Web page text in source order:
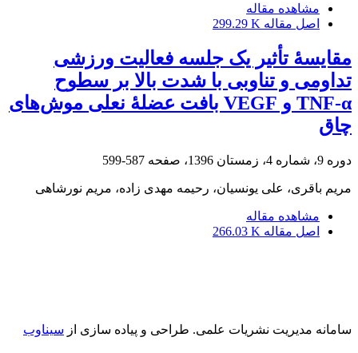
مشاهده مقاله
اصل مقاله 299.29 K
مقایسۀ تأثیر یک جلسه فعالیت ورزشی
تداومی و تناوبی با شدت بالا بر سطوح
TNF-α و VEGF بافت عضلۀ نعلی موش‌های
چاق
دوره 9، شماره 4، زمستان 1396، صفحه 587-599
مریم باقری، علی یونسیان، رحیمه مهدی زاده، مریم نورشاهی
مشاهده مقاله
اصل مقاله 266.03 K
سامانه مدیریت نشریات علمی. طراحی و پیاده سازی از سیناوب